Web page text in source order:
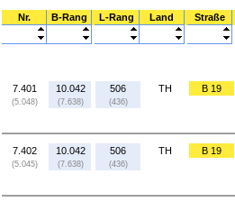
Nr. B-Rang L-Rang Land Straße
7.401
(5.048)
10.042
(7.638)
506
(436)
TH B 19
7.402
(5.045)
10.042
(7.638)
506
(436)
TH B 19